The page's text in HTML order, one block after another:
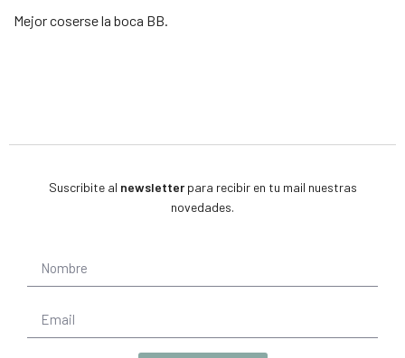
Mejor coserse la boca BB.
Suscribite al newsletterpara recibir en tu mail nuestras
novedades.